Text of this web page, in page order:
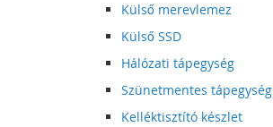
Külső merevlemez
Külső SSD
Hálózati tápegység
Szünetmentes tápegység
Kelléktisztító készlet